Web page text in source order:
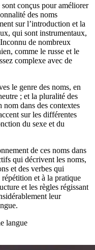
conçus pour améliorer
des noms
sur l’introduction et la
qui sont instrumentaux,
de nombreux
comme le russe et le
complexe avec de
le genre des noms, en
; et la pluralité des
dans des contextes
sur les différentes
du sexe et du
de ces noms dans
qui décrivent les noms,
et des verbes qui
et à la pratique
et les règles régissant
leur
langue